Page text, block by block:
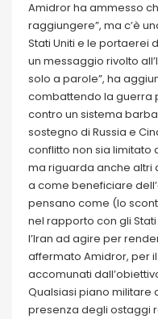
Amidror ha ammesso
raggiungere”, ma c’è
Stati Uniti e le portaerei
un messaggio rivolto
solo a parole”, ha
combattendo la guerra
contro un sistema
sostegno di Russia e
conflitto non sia limitato
ma riguarda anche altri
a come beneficiare
pensano come (lo
nel rapporto con gli
l’Iran ad agire per
affermato Amidror, per
accomunati
Qualsiasi piano militare
presenza degli ostaggi